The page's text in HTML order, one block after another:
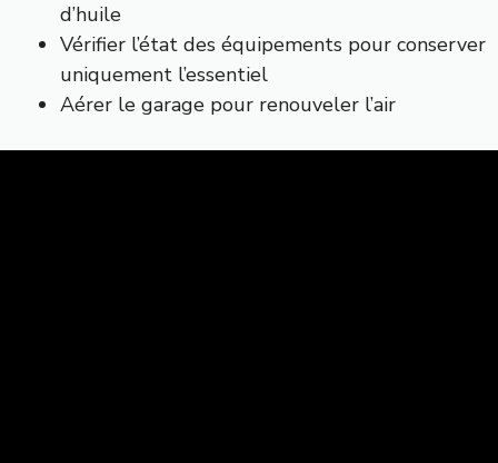
d’huile
Vérifier l’état des équipements pour conserver
uniquement l’essentiel
Aérer le garage pour renouveler l’air